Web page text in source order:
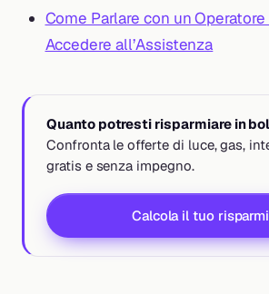
Come Parlare con un
Accedere all’Assistenza
Quanto potresti risparmiare in
Confronta le offerte di luce, gas,
gratis e senza impegno.
Calcola il tuo